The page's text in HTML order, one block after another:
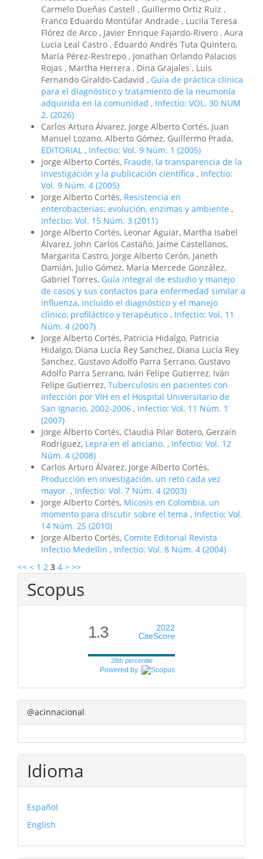
Carmelo Dueñas Castell , Guillermo Ortiz Ruiz ,
Franco Eduardo Montúfar Andrade , Lucila Teresa
Flórez de Arco , Javier Enrique Fajardo-Rivero , Aura
Lucia Leal Castro , Eduardo Andrés Tuta Quintero,
María Pérez-Restrepo , Jonathan Orlando Palacios
Rojas , Martha Herrera , Dina Grajales , Luis
Fernando Giraldo-Cadavid , Guía de práctica clínica
para el diagnóstico y tratamiento de la neumonía
adquirida en la comunidad , Infectio: VOL. 30 NUM
2. (2026)
Carlos Arturo Álvarez, Jorge Alberto Cortés, Juan
Manuel Lozano, Alberto Gómez, Guillermo Prada,
EDITORIAL , Infectio: Vol. 9 Núm. 1 (2005)
Jorge Alberto Cortés, Fraude, la transparencia de la
investigación y la publicación científica , Infectio:
Vol. 9 Núm. 4 (2005)
Jorge Alberto Cortés, Resistencia en
enterobacterias: evolución, enzimas y ambiente ,
Infectio: Vol. 15 Núm. 3 (2011)
Jorge Alberto Cortés, Leonar Aguiar, Martha Isabel
Álvarez, John Carlos Castaño, Jaime Castellanos,
Margarita Castro, Jorge Alberto Cerón, Janeth
Damián, Julio Gómez, María Mercede González,
Gabriel Torres, Guía integral de estudio y manejo
de casos y sus contactos para enfermedad similar a
influenza, incluido el diagnóstico y el manejo
clìnico, profiláctico y terapéutico , Infectio: Vol. 11
Núm. 4 (2007)
Jorge Alberto Cortés, Patricia Hidalgo, Patricia
Hidalgo, Diana Lucía Rey Sanchez, Diana Lucía Rey
Sanchez, Gustavo Adolfo Parra Serrano, Gustavo
Adolfo Parra Serrano, Iván Felipe Gutierrez, Iván
Felipe Gutierrez, Tuberculosis en pacientes con
infección por VIH en el Hospital Universitario de
San Ignacio, 2002-2006 , Infectio: Vol. 11 Núm. 1
(2007)
Jorge Alberto Cortés, Claudia Pilar Botero, Gerzaín
Rodríguez, Lepra en el anciano. , Infectio: Vol. 12
Núm. 4 (2008)
Carlos Arturo Álvarez, Jorge Alberto Cortés,
Producción en investigación, un reto cada vez
mayor. , Infectio: Vol. 7 Núm. 4 (2003)
Jorge Alberto Cortés, Micosis en Colombia, un
momento para discutir sobre el tema , Infectio: Vol.
14 Núm. 2S (2010)
Jorge Alberto Cortés, Comite Editorial Revista
Infectio Medellin , Infectio: Vol. 8 Núm. 4 (2004)
<< < 1 2 3 4 > >>
Scopus
1.3
2022
CiteScore
28th percentile
Powered by
@acinnacional
Idioma
Español
English